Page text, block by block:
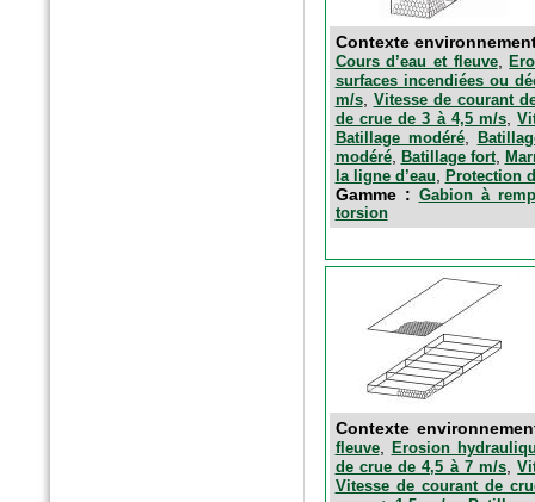
Contexte
Cours d’eau et fleuve,
surfaces incendiées ou
m/s, Vitesse de courant
de crue de 3 à 4,5 m/s ,
Batillage modéré,
modéré, Batillage fort,
la ligne d’eau
Protection
Gamme : Gabion à
torsion
Contexte
fleuve,
Erosion
de crue de 4,5 à 7 m/s ,
Vitesse de courant de